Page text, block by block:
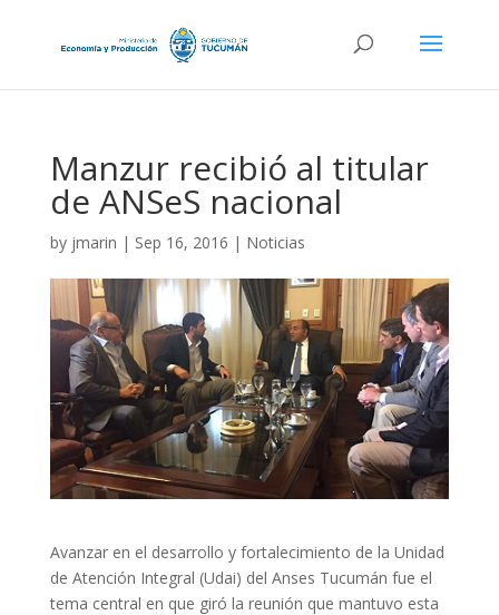
Manzur recibió al titular
de ANSeS nacional
by jmarin | Sep 16, 2016 | Noticias
Avanzar en el desarrollo y fortalecimiento de la Unidad
de Atención Integral (Udai) del Anses Tucumán fue el
tema central en que giró la reunión que mantuvo esta